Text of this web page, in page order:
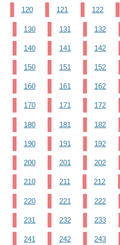
120 121 122
130 131 132
140 141 142
150 151 152
160 161 162
170 171 172
180 181 182
190 191 192
200 201 202
210 211 212
220 221 222
231 232 233
241 242 243